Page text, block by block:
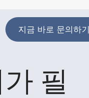
지금 바로 문의하기
필